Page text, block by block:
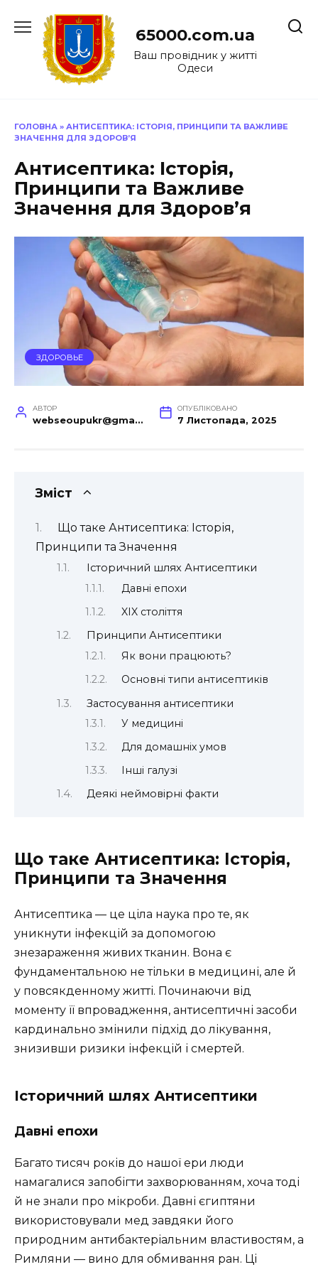
до
65000.com.ua
Ваш провідник у житті
Одеси
ГОЛОВНА » АНТИСЕПТИКА: ІСТОРІЯ, ПРИНЦИПИ ТА ВАЖЛИВЕ
ЗНАЧЕННЯ ДЛЯ ЗДОРОВ’Я
Антисептика: Історія,
Принципи та Важливе
Значення для Здоров’я
ЗДОРОВЬЕ
АВТОР
webseoupukr@gmail.com
ОПУБЛІКОВАНО
7 Листопада, 2025
Зміст
Що таке Антисептика: Історія,
Принципи та Значення
Історичний шлях Антисептики
Давні епохи
XIX століття
Принципи Антисептики
Як вони працюють?
Основні типи антисептиків
Застосування антисептики
У медицині
Для домашніх умов
Інші галузі
Деякі неймовірні факти
Що таке Антисептика: Історія,
Принципи та Значення
Антисептика — це ціла наука про те, як
уникнути інфекцій за допомогою
знезараження живих тканин. Вона є
фундаментальною не тільки в медицині, але й
у повсякденному житті. Починаючи від
моменту її впровадження, антисептичні засоби
кардинально змінили підхід до лікування,
знизивши ризики інфекцій і смертей.
Історичний шлях Антисептики
Давні епохи
Багато тисяч років до нашої ери люди
намагалися запобігти захворюванням, хоча тоді
й не знали про мікроби. Давні єгиптяни
використовували мед завдяки його
природним антибактеріальним властивостям, а
Римляни — вино для обмивання ран. Ці